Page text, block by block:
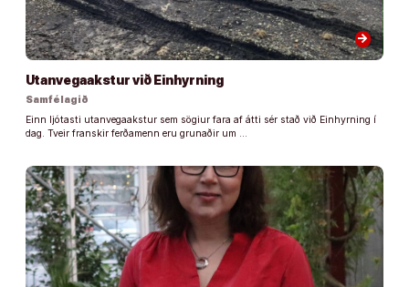
arrow_forward
Utanvegaakstur við Einhyrning
Samfélagið
Einn ljótasti utanvegaakstur sem sögiur fara af átti sér stað við Einhyrning í
dag. Tveir franskir ferðamenn eru grunaðir um …